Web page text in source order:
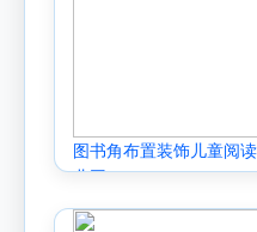
图书角布置装饰儿童阅
儿园